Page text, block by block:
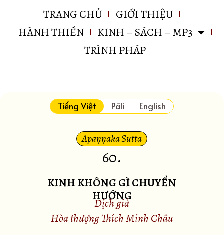
TRANG CHỦ
GIỚI THIỆU
HÀNH THIỀN
KINH – SÁCH – MP3
TRÌNH PHÁP
Tiếng Việt Pāli English
Apaṇṇaka Sutta
60.
KINH KHÔNG GÌ CHUYỂN
HƯỚNG
Dịch giả
Hòa thượng Thích Minh Châu